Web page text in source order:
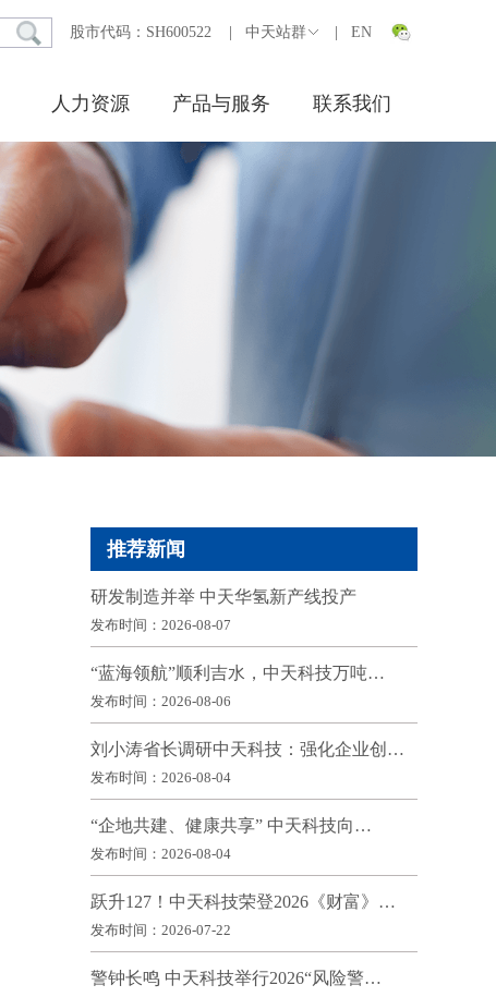
股市代码：SH600522 中天站群 EN
人力资源 产品与服务 联系我们
推荐新闻
研发制造并举 中天华氢新产线投产
发布时间：2026-08-07
“蓝海领航”顺利吉水，中天科技万吨…
发布时间：2026-08-06
刘小涛省长调研中天科技：强化企业创…
发布时间：2026-08-04
“企地共建、健康共享” 中天科技向…
发布时间：2026-08-04
跃升127！中天科技荣登2026《财富》…
发布时间：2026-07-22
警钟长鸣 中天科技举行2026“风险警…